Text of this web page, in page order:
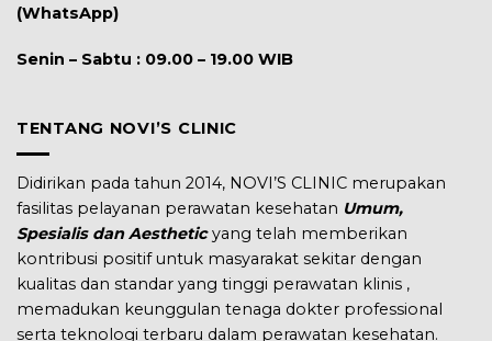
(WhatsApp)
Senin – Sabtu : 09.00 – 19.00 WIB
TENTANG NOVI’S CLINIC
Didirikan pada tahun 2014, NOVI’S CLINIC merupakan
fasilitas pelayanan perawatan kesehatan Umum,
Spesialis dan Aestheticyang telah memberikan
kontribusi positif untuk masyarakat sekitar dengan
kualitas dan standar yang tinggi perawatan klinis ,
memadukan keunggulan tenaga dokter professional
serta teknologi terbaru dalam perawatan kesehatan.